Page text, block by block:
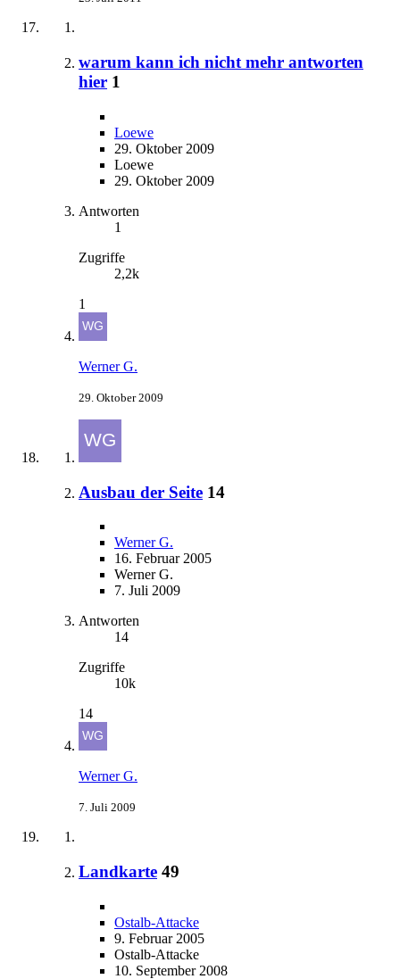
warum kann ich nicht mehr antworten
hier 1
Loewe
29. Oktober 2009
Loewe
29. Oktober 2009
Antworten
1
Zugriffe
2,2k
1
Werner G.
29. Oktober 2009
Ausbau der Seite 14
Werner G.
16. Februar 2005
Werner G.
7. Juli 2009
Antworten
14
Zugriffe
10k
14
Werner G.
7. Juli 2009
Landkarte 49
Ostalb-Attacke
9. Februar 2005
Ostalb-Attacke
10. September 2008